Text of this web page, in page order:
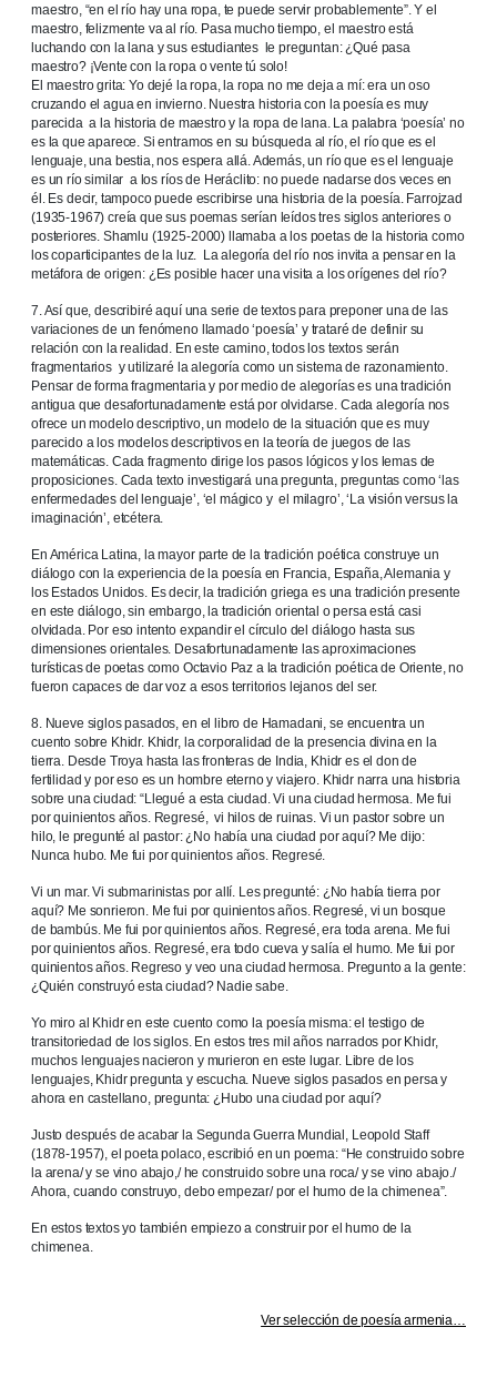
maestro, “en el río hay una ropa, te puede servir probablemente”. Y el
maestro, felizmente va al río. Pasa mucho tiempo, el maestro está
luchando con la lana y sus estudiantes le preguntan: ¿Qué pasa
maestro? ¡Vente con la ropa o vente tú solo!
El maestro grita: Yo dejé la ropa, la ropa no me deja a mí: era un oso
cruzando el agua en invierno. Nuestra historia con la poesía es muy
parecida a la historia de maestro y la ropa de lana. La palabra ‘poesía’ no
es la que aparece. Si entramos en su búsqueda al río, el río que es el
lenguaje, una bestia, nos espera allá. Además, un río que es el lenguaje
es un río similar a los ríos de Heráclito: no puede nadarse dos veces en
él. Es decir, tampoco puede escribirse una historia de la poesía. Farrojzad
(1935-1967) creía que sus poemas serían leídos tres siglos anteriores o
posteriores. Shamlu (1925-2000) llamaba a los poetas de la historia como
los coparticipantes de la luz. La alegoría del río nos invita a pensar en la
metáfora de origen: ¿Es posible hacer una visita a los orígenes del río?
7. Así que, describiré aquí una serie de textos para preponer una de las
variaciones de un fenómeno llamado ‘poesía’ y trataré de definir su
relación con la realidad. En este camino, todos los textos serán
fragmentarios y utilizaré la alegoría como un sistema de razonamiento.
Pensar de forma fragmentaria y por medio de alegorías es una tradición
antigua que desafortunadamente está por olvidarse. Cada alegoría nos
ofrece un modelo descriptivo, un modelo de la situación que es muy
parecido a los modelos descriptivos en la teoría de juegos de las
matemáticas. Cada fragmento dirige los pasos lógicos y los lemas de
proposiciones. Cada texto investigará una pregunta, preguntas como ‘las
enfermedades del lenguaje’, ‘el mágico y el milagro’, ‘La visión versus la
imaginación’, etcétera.
En América Latina, la mayor parte de la tradición poética construye un
diálogo con la experiencia de la poesía en Francia, España, Alemania y
los Estados Unidos. Es decir, la tradición griega es una tradición presente
en este diálogo, sin embargo, la tradición oriental o persa está casi
olvidada. Por eso intento expandir el círculo del diálogo hasta sus
dimensiones orientales. Desafortunadamente las aproximaciones
turísticas de poetas como Octavio Paz a la tradición poética de Oriente, no
fueron capaces de dar voz a esos territorios lejanos del ser.
8. Nueve siglos pasados, en el libro de Hamadani, se encuentra un
cuento sobre Khidr. Khidr, la corporalidad de la presencia divina en la
tierra. Desde Troya hasta las fronteras de India, Khidr es el don de
fertilidad y por eso es un hombre eterno y viajero. Khidr narra una historia
sobre una ciudad: “Llegué a esta ciudad. Vi una ciudad hermosa. Me fui
por quinientos años. Regresé, vi hilos de ruinas. Vi un pastor sobre un
hilo, le pregunté al pastor: ¿No había una ciudad por aquí? Me dijo:
Nunca hubo. Me fui por quinientos años. Regresé.
Vi un mar. Vi submarinistas por allí. Les pregunté: ¿No había tierra por
aquí? Me sonrieron. Me fui por quinientos años. Regresé, vi un bosque
de bambús. Me fui por quinientos años. Regresé, era toda arena. Me fui
por quinientos años. Regresé, era todo cueva y salía el humo. Me fui por
quinientos años. Regreso y veo una ciudad hermosa. Pregunto a la gente:
¿Quién construyó esta ciudad? Nadie sabe.
Yo miro al Khidr en este cuento como la poesía misma: el testigo de
transitoriedad de los siglos. En estos tres mil años narrados por Khidr,
muchos lenguajes nacieron y murieron en este lugar. Libre de los
lenguajes, Khidr pregunta y escucha. Nueve siglos pasados en persa y
ahora en castellano, pregunta: ¿Hubo una ciudad por aquí?
Justo después de acabar la Segunda Guerra Mundial, Leopold Staff
(1878-1957), el poeta polaco, escribió en un poema: “He construido sobre
la arena/ y se vino abajo,/ he construido sobre una roca/ y se vino abajo./
Ahora, cuando construyo, debo empezar/ por el humo de la chimenea”.
En estos textos yo también empiezo a construir por el humo de la
chimenea.
Ver selección de poesía armenia…